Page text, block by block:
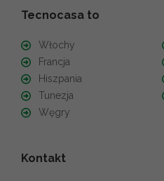
Tecnocasa to
Włochy
Francja
Hiszpania
Tunezja
Węgry
Kontakt